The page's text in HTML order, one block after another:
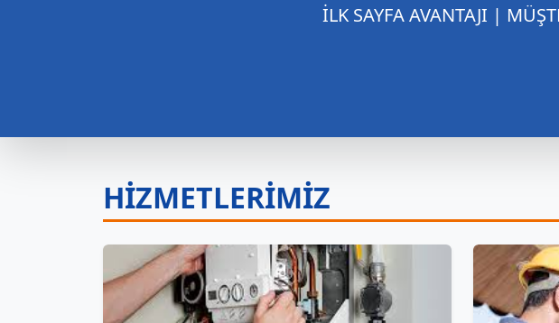
İLK SAYFA AVANTAJI |
HİZMETLERİMİZ